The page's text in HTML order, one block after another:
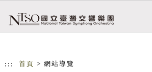
::: 首頁 > 網站導覽